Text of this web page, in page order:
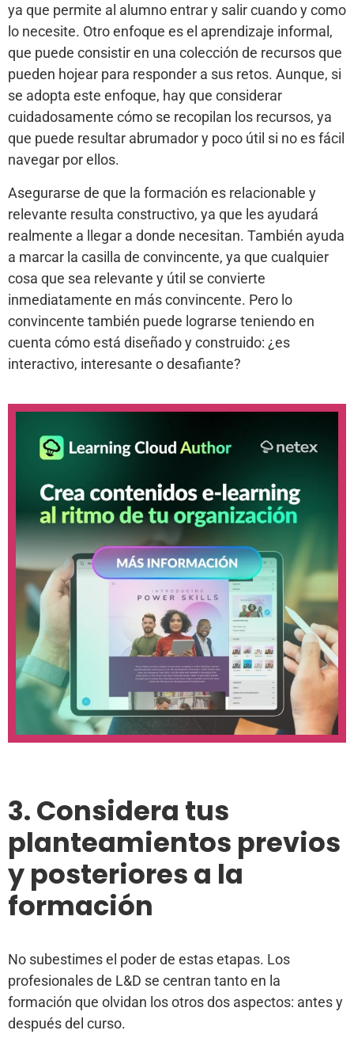
ya que permite al alumno entrar y salir cuando y como
lo necesite. Otro enfoque es el aprendizaje informal,
que puede consistir en una colección de recursos que
pueden hojear para responder a sus retos. Aunque, si
se adopta este enfoque, hay que considerar
cuidadosamente cómo se recopilan los recursos, ya
que puede resultar abrumador y poco útil si no es fácil
navegar por ellos.
Asegurarse de que la formación es relacionable y
relevante resulta constructivo, ya que les ayudará
realmente a llegar a donde necesitan. También ayuda
a marcar la casilla de convincente, ya que cualquier
cosa que sea relevante y útil se convierte
inmediatamente en más convincente. Pero lo
convincente también puede lograrse teniendo en
cuenta cómo está diseñado y construido: ¿es
interactivo, interesante o desafiante?
3. Considera tus
planteamientos previos
y posteriores a la
formación
No subestimes el poder de estas etapas. Los
profesionales de L&D se centran tanto en la
formación que olvidan los otros dos aspectos: antes y
después del curso.